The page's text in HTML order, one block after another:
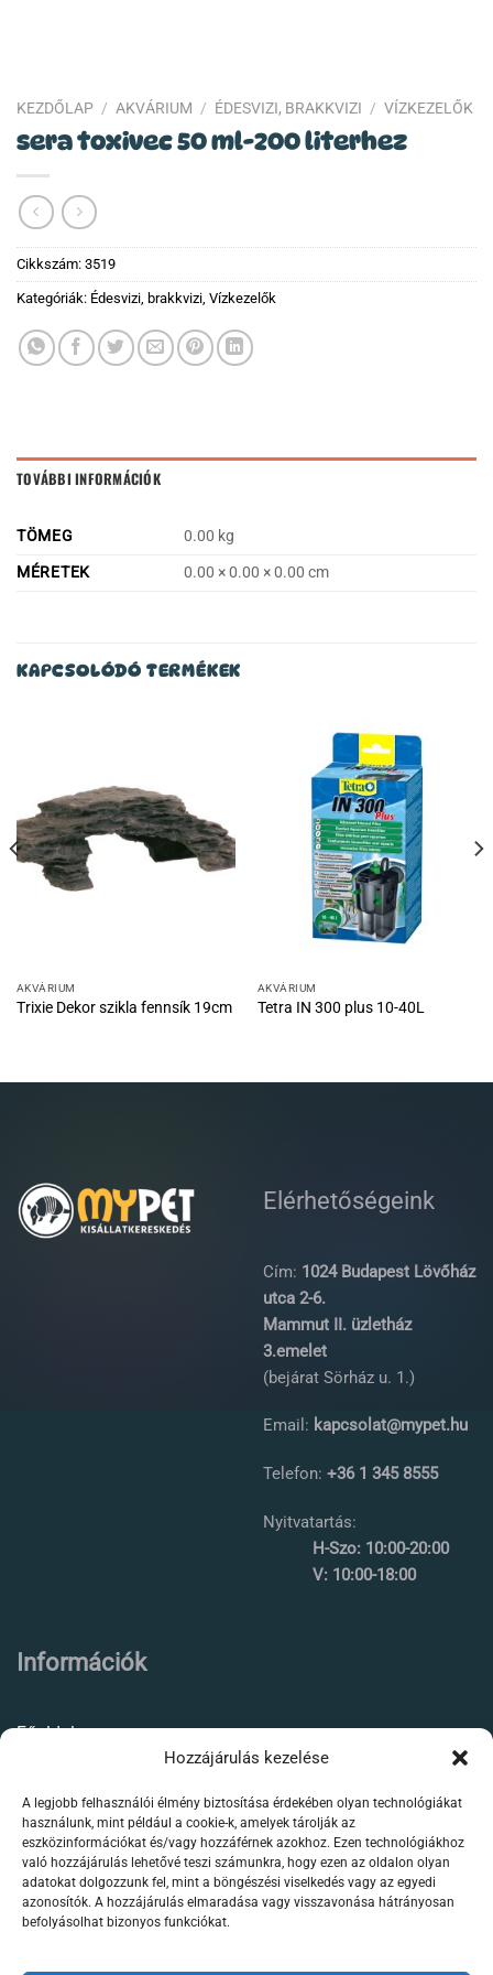
Hozzájárulás kezelése
A legjobb felhasználói élmény biztosítása érdekében olyan technológiákat
használunk, mint például a cookie-k, amelyek tárolják az
eszközinformációkat és/vagy hozzáférnek azokhoz. Ezen technológiákhoz
való hozzájárulás lehetővé teszi számunkra, hogy ezen az oldalon olyan
adatokat dolgozzunk fel, mint a böngészési viselkedés vagy az egyedi
azonosítók. A hozzájárulás elmaradása vagy visszavonása hátrányosan
befolyásolhat bizonyos funkciókat.
KEZDŐLAP / AKVÁRIUM / ÉDESVIZI, BRAKKVIZI / VÍZKEZELŐK
sera toxivec 50 ml-200 literhez
Cikkszám: 3519
Kategóriák: Édesvizi, brakkvizi, Vízkezelők
TOVÁBBI INFORMÁCIÓK
TÖMEG
0.00 kg
MÉRETEK
0.00 × 0.00 × 0.00 cm
KAPCSOLÓDÓ TERMÉKEK
AKVÁRIUM
Trixie Dekor szikla fennsík 19cm
AKVÁRIUM
Tetra IN 300 plus 10-40L
Elérhetőségeink
Cím: 1024 Budapest Lövőház
utca 2-6.
Mammut II. üzletház
3.emelet
(bejárat Sörház u. 1.)
Email: kapcsolat@mypet.hu
Telefon: +36 1 345 8555
Nyitvatartás:
H-Szo: 10:00-20:00
V: 10:00-18:00
Információk
Főoldal
Élőállat kereskedés
Forgalmazott termékeink
Szaktanácsadás /